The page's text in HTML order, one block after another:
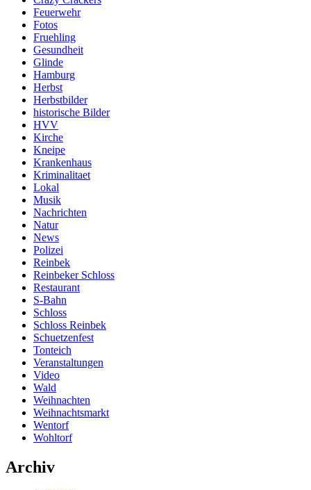
Feuerwehr
Fotos
Fruehling
Gesundheit
Glinde
Hamburg
Herbst
Herbstbilder
historische Bilder
HVV
Kirche
Kneipe
Krankenhaus
Kriminalitaet
Lokal
Musik
Nachrichten
Natur
News
Polizei
Reinbek
Reinbeker Schloss
Restaurant
S-Bahn
Schloss
Schloss Reinbek
Schuetzenfest
Tonteich
Veranstaltungen
Video
Wald
Weihnachten
Weihnachtsmarkt
Wentorf
Wohltorf
Archiv